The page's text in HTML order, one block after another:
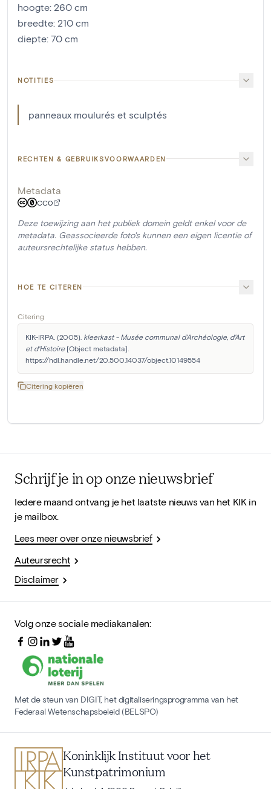
hoogte: 260 cm
breedte: 210 cm
diepte: 70 cm
NOTITIES
panneaux moulurés et sculptés
RECHTEN & GEBRUIKSVOORWAARDEN
Metadata
CC0
Deze toewijzing aan het publiek domein geldt enkel voor de
metadata. Geassocieerde foto's kunnen een eigen licentie of
auteursrechtelijke status hebben.
HOE TE CITEREN
Citering
KIK-IRPA. (2005). kleerkast - Musée communal d'Archéologie, d'Art
et d'Histoire [Object metadata].
https://hdl.handle.net/20.500.14037/object.10149554
Citering kopiëren
Schrijf je in op onze nieuwsbrief
Iedere maand ontvang je het laatste nieuws van het KIK in
je mailbox.
Lees meer over onze nieuwsbrief
Auteursrecht
Disclaimer
Volg onze sociale mediakanalen:
Met de steun van DIGIT, het digitaliseringsprogramma van het
Federaal Wetenschapsbeleid (BELSPO)
Koninklijk Instituut voor het
Kunstpatrimonium